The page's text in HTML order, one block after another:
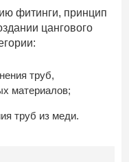
фитинги, принцип
цангового
труб,
материалов;
труб из меди.